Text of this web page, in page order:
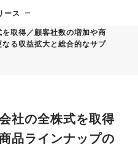
ース
取得／顧客社数の増加や商
る収益拡大と総合的なサプ
社の全株式を取得
品ラインナップの